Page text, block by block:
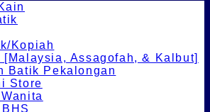
Kopiah
[Malaysia, Assagofah, & Kalbut]
Batik Pekalongan
Store